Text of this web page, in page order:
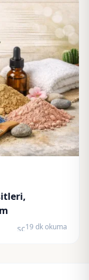
schedule
19 dk okuma